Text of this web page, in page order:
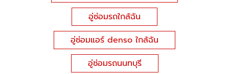
อู่ซ่อมรถใกล้ฉัน
อู่ซ่อมแอร์ denso ใกล้ฉัน
อู่ซ่อมรถนนทบุรี